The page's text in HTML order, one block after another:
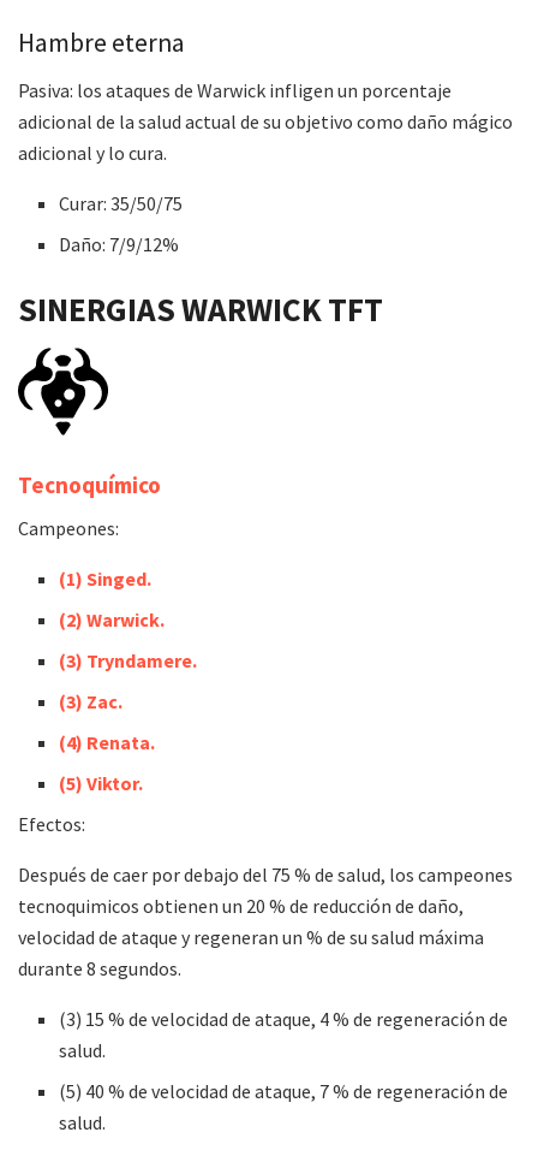
Hambre eterna
Pasiva: los ataques de Warwick infligen un porcentaje
adicional de la salud actual de su objetivo como daño mágico
adicional y lo cura.
Curar: 35/50/75
Daño: 7/9/12%
SINERGIAS WARWICK TFT
Tecnoquímico
Campeones:
(1) Singed.
(2) Warwick.
(3) Tryndamere.
(3) Zac.
(4) Renata.
(5) Viktor.
Efectos:
Después de caer por debajo del 75 % de salud, los campeones
tecnoquimicos obtienen un 20 % de reducción de daño,
velocidad de ataque y regeneran un % de su salud máxima
durante 8 segundos.
(3) 15 % de velocidad de ataque, 4 % de regeneración de
salud.
(5) 40 % de velocidad de ataque, 7 % de regeneración de
salud.